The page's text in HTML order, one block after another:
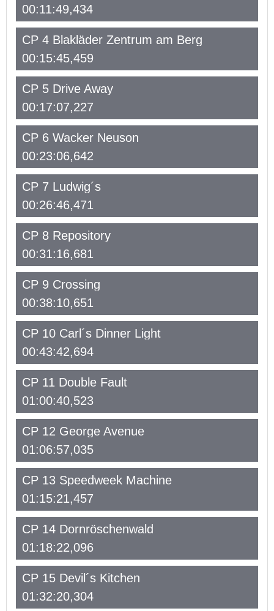
00:11:49,434
CP 4 Blakläder Zentrum am Berg
00:15:45,459
CP 5 Drive Away
00:17:07,227
CP 6 Wacker Neuson
00:23:06,642
CP 7 Ludwig´s
00:26:46,471
CP 8 Repository
00:31:16,681
CP 9 Crossing
00:38:10,651
CP 10 Carl´s Dinner Light
00:43:42,694
CP 11 Double Fault
01:00:40,523
CP 12 George Avenue
01:06:57,035
CP 13 Speedweek Machine
01:15:21,457
CP 14 Dornröschenwald
01:18:22,096
CP 15 Devil´s Kitchen
01:32:20,304